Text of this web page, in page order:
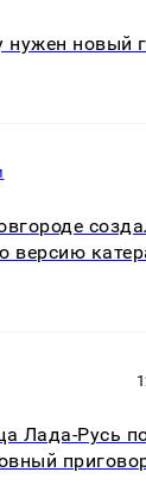
нужен новый
версию
Лада-Русь